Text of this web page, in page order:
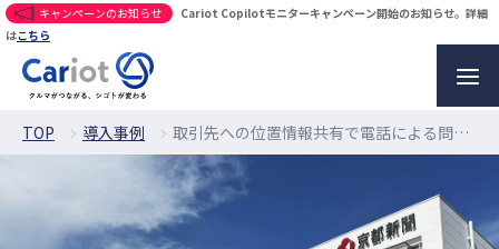
キャンペーンのお知らせ
Cariot Copilotモニターキャンペーン開始のお知らせ。詳細
はこちら
TOP 導入事例 取引先への位置情報共有で電話による問い合わせを削減し、自社業務の効率化も実現できた事例